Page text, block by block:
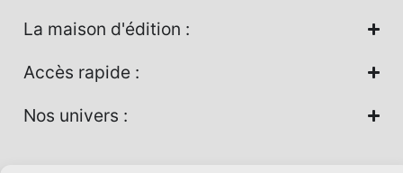
La maison d'édition :
Accès rapide :
Nos univers :